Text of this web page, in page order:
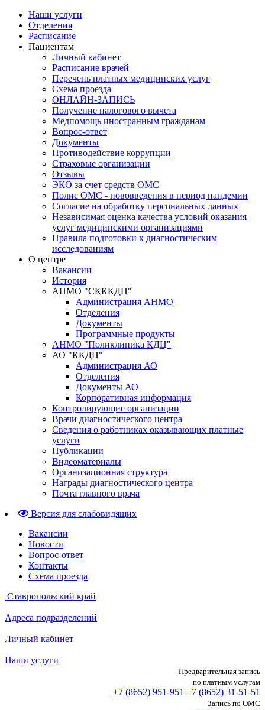
Наши услуги
Отделения
Расписание
Пациентам
Личный кабинет
Расписание врачей
Перечень платных медицинских услуг
Схема проезда
ОНЛАЙН-ЗАПИСЬ
Получение налогового вычета
Медпомощь иностранным гражданам
Вопрос-ответ
Документы
Противодействие коррупции
Страховые организации
Отзывы
ЭКО за счет средств ОМС
Полис ОМС - нововведения в период пандемии
Согласие на обработку персональных данных
Независимая оценка качества условий оказания
услуг медицинскими организациями
Правила подготовки к диагностическим
исследованиям
О центре
Вакансии
История
АНМО "СКККДЦ"
Администрация АНМО
Отделения
Документы
Программные продукты
АНМО "Поликлиника КДЦ"
АО "ККДЦ"
Администрация АО
Отделения
Документы АО
Корпоративная информация
Контролирующие организации
Врачи диагностического центра
Сведения о работниках оказывающих платные
услуги
Публикации
Видеоматериалы
Организационная структура
Награды диагностического центра
Почта главного врача
Версия для слабовидящих
Вакансии
Новости
Вопрос-ответ
Контакты
Схема проезда
Ставропольский край
Адреса подразделений
Личный кабинет
Наши услуги
Предварительная запись
по платным услугам
+7 (8652) 951-951 +7 (8652) 31-51-51
Запись по ОМС